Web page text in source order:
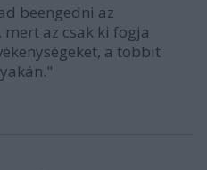
beengedni az
mert az csak ki fogja
a többit